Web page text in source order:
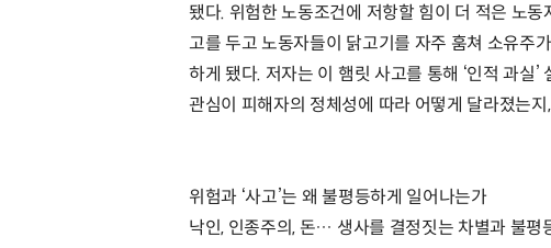
됐다. 위험한 노동조건에 저항할 힘이 더 적은 노
고를 두고 노동자들이 닭고기를 자주 훔쳐 소유주
하게 됐다. 저자는 이 햄릿 사고를 통해 ‘인적 과실
관심이 피해자의 정체성에 따라 어떻게 달라졌는
위험과 ‘사고’는 왜 불평등하게 일어나는가
낙인, 인종주의, 돈… 생사를 결정짓는 차별과 불평